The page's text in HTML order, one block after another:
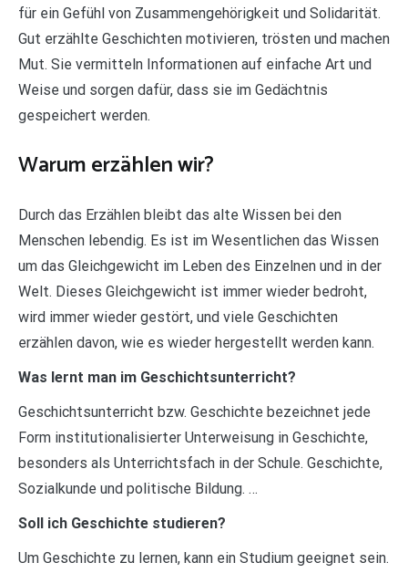
für ein Gefühl von Zusammengehörigkeit und Solidarität.
Gut erzählte Geschichten motivieren, trösten und machen
Mut. Sie vermitteln Informationen auf einfache Art und
Weise und sorgen dafür, dass sie im Gedächtnis
gespeichert werden.
Warum erzählen wir?
Durch das Erzählen bleibt das alte Wissen bei den
Menschen lebendig. Es ist im Wesentlichen das Wissen
um das Gleichgewicht im Leben des Einzelnen und in der
Welt. Dieses Gleichgewicht ist immer wieder bedroht,
wird immer wieder gestört, und viele Geschichten
erzählen davon, wie es wieder hergestellt werden kann.
Was lernt man im Geschichtsunterricht?
Geschichtsunterricht bzw. Geschichte bezeichnet jede
Form institutionalisierter Unterweisung in Geschichte,
besonders als Unterrichtsfach in der Schule. Geschichte,
Sozialkunde und politische Bildung. …
Soll ich Geschichte studieren?
Um Geschichte zu lernen, kann ein Studium geeignet sein.